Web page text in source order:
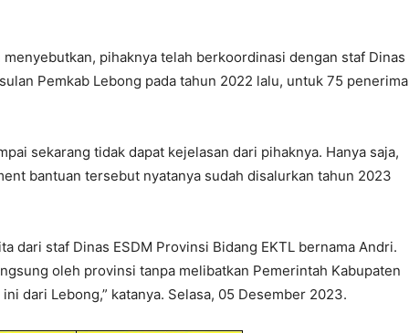
pihaknya telah berkoordinasi dengan staf Dinas
Pemkab Lebong pada tahun 2022 lalu, untuk 75 penerima
sekarang tidak dapat kejelasan dari pihaknya. Hanya saja,
bantuan tersebut nyatanya sudah disalurkan tahun 2023
dari staf Dinas ESDM Provinsi Bidang EKTL bernama Andri.
oleh provinsi tanpa melibatkan Pemerintah Kabupaten
dari Lebong,” katanya. Selasa, 05 Desember 2023.